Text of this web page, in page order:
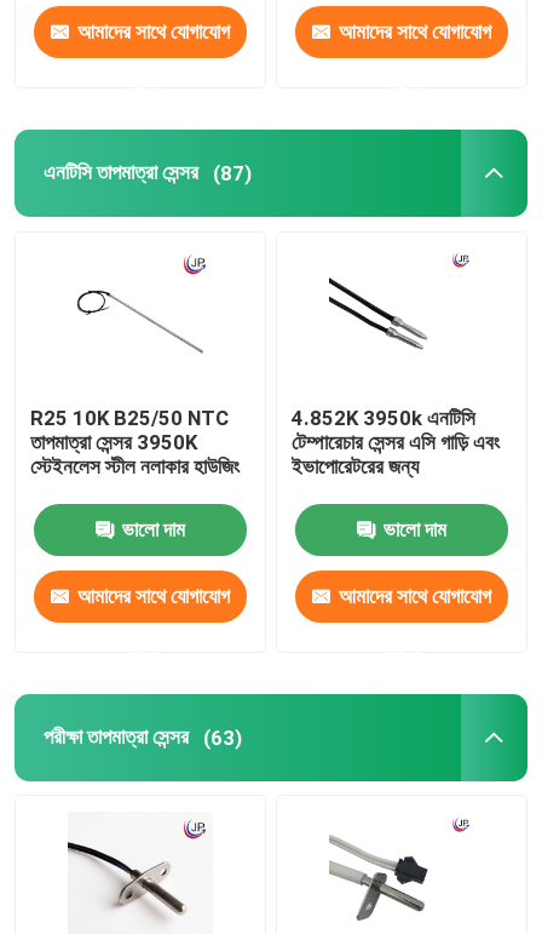
আমাদের সাথে যোগাযোগ আমাদের সাথে যোগাযোগ
এনটিসি তাপমাত্রা সেন্সর (87)
R25 10K B25/50 NTC
তাপমাত্রা সেন্সর 3950K
স্টেইনলেস স্টীল নলাকার হাউজিং
ভালো দাম
আমাদের সাথে যোগাযোগ
4.852K 3950k এনটিসি
টেম্পারেচার সেন্সর এসি গাড়ি এবং
ইভাপোরেটরের জন্য
ভালো দাম
আমাদের সাথে যোগাযোগ
পরীক্ষা তাপমাত্রা সেন্সর (63)